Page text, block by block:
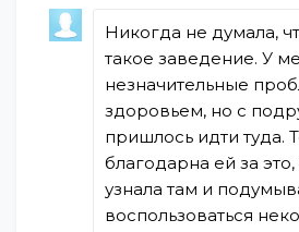
Никогда не думала,
такое заведение. У
незначительные
здоровьем, но с
пришлось идти туда.
благодарна ей за
узнала там и
воспользоваться